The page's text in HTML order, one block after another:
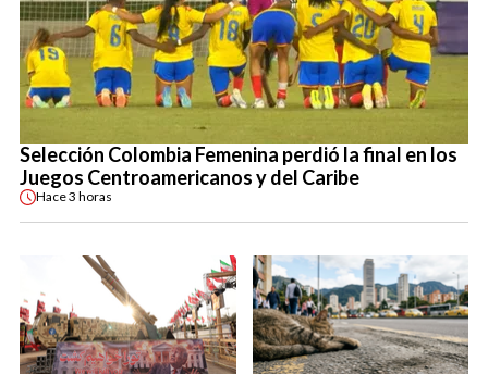
Selección Colombia Femenina perdió la final en los
Juegos Centroamericanos y del Caribe
Hace3 horas